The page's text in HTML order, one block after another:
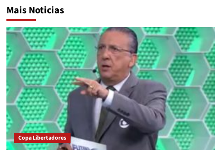
Mais Noticias
Copa Libertadores